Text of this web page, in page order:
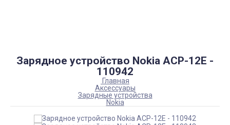
Зарядное устройство Nokia ACP-12E -
110942
Главная
Аксессуары
Зарядные устройства
Nokia